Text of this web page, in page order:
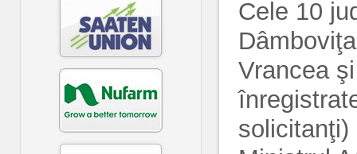
Cele 10
Vrancea